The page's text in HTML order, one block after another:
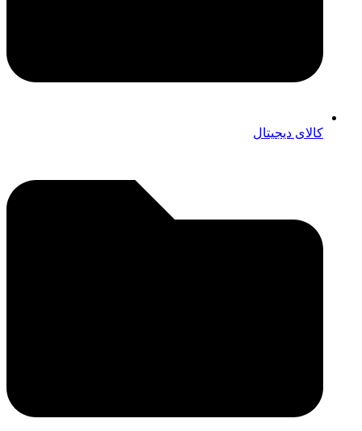
کالای دیجیتال